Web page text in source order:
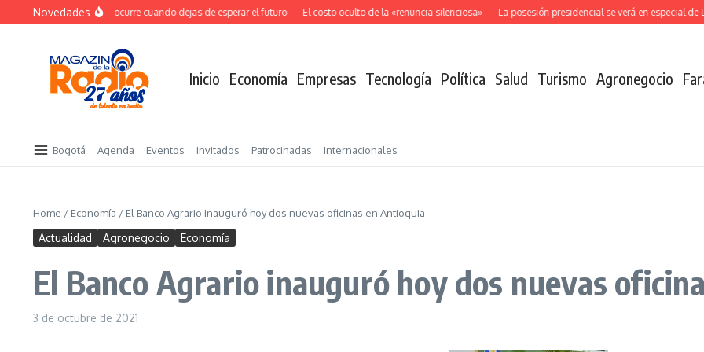
Saltar al contenido
Novedades
El verdadero salto ocurre cuando dejas de esperar el futuro El costo oculto de la «renuncia silenciosa» La posesión presidencial se verá en especial de
Inicio Economía Empresas Tecnología Política Salud Turismo Agronegocio
Bogotá Agenda Eventos Invitados Patrocinadas Internacionales
Home / Economía / El Banco Agrario inauguró hoy dos nuevas oficinas en Antioquia
Actualidad Agronegocio Economía
El Banco Agrario inauguró hoy dos nuevas
3 de octubre de 2021